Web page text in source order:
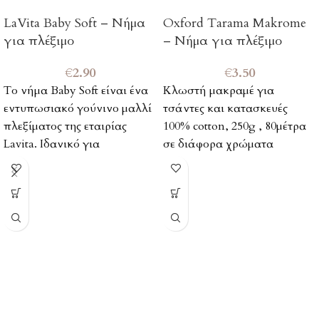
LaVita Baby Soft – Νήμα
για πλέξιμο
€2.90
Το νήμα Baby Soft είναι ένα
εντυπωσιακό γούνινο μαλλί
πλεξίματος της εταιρίας
Lavita. Ιδανικό για
κουβέρτες, λαιμούς, κασκόλ,
μπλούζες, ζακέτες,
σκουφάκια καθώς και
πλεκτές τσάντες, μαξιλάρια.
Oxford Tarama Makrome
– Νήμα για πλέξιμο
€3.50
Κλωστή μακραμέ για
τσάντες και κατασκευές
100% cotton, 250g , 80μέτρα
σε διάφορα χρώματα